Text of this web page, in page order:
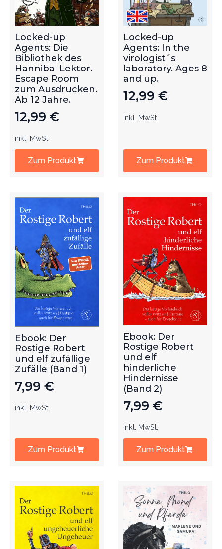
Locked-up
Agents: Die
Bibliothek des
Hannibal Lektor.
Escape Room
zum Ausdrucken.
Ab 12 Jahre.
12,99 €
inkl. MwSt.
Zum Produkt
Locked-up
Agents: In the
virologist´s
laboratory. Ages 8
and up.
12,99 €
inkl. MwSt.
Zum Produkt
Ebook: Der
Rostige Robert
und elf zufällige
Zufälle (Band 1)
7,99 €
inkl. MwSt.
Zum Produkt
Ebook: Der
Rostige Robert
und elf
hinderliche
Hindernisse
(Band 2)
7,99 €
inkl. MwSt.
Zum Produkt